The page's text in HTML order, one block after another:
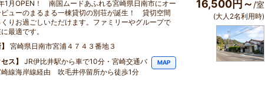
1月OPEN！ 南国ムードあふれる宮崎県日南市にオー
ビューのまるまる一棟貸切の別荘が誕生！ 貸切空間
りお過ごしいただけます。ファミリーやグループで
最適です。
宮崎県日南市宮浦４７４３番地３
ス
JR伊比井駅から車で10分・宮崎交通バ
線海岸線経由 吹毛井停留所から徒歩1分
MAP
16,500円～ /室
(大人2名利用時)